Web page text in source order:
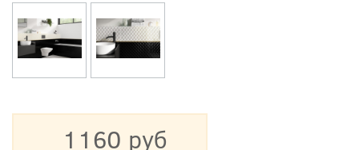
1160 руб